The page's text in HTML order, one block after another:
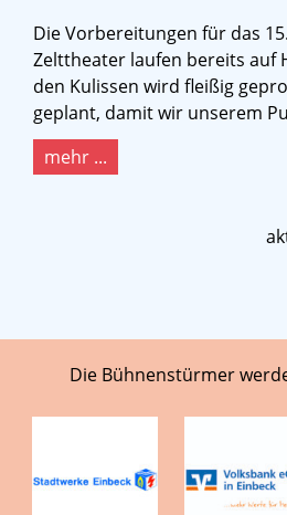
Die Vorbereitungen für das
Zelttheater laufen bereits auf
den Kulissen wird fleißig
geplant, damit wir unserem
mehr ...
Die Bühnenstürmer